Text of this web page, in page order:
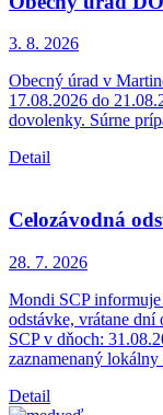
3. 8. 2026
Obecný úrad v
17.08.2026 do
dovolenky. Súrne
Detail
Celozávodná
28. 7. 2026
Mondi SCP
odstávke, vrátane dní
SCP v dňoch:
zaznamenaný
Detail